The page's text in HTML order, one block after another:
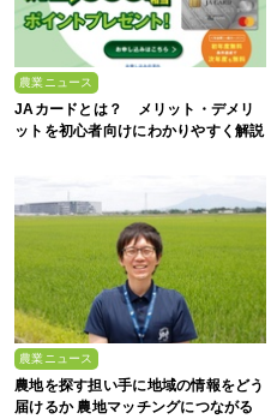
農業ニュース
JAカードとは？ メリット・デメリ
ットを初心者向けにわかりやすく解説
農業ニュース
農地を探す担い手に地域の情報をどう
届けるか 農地マッチングにつながる